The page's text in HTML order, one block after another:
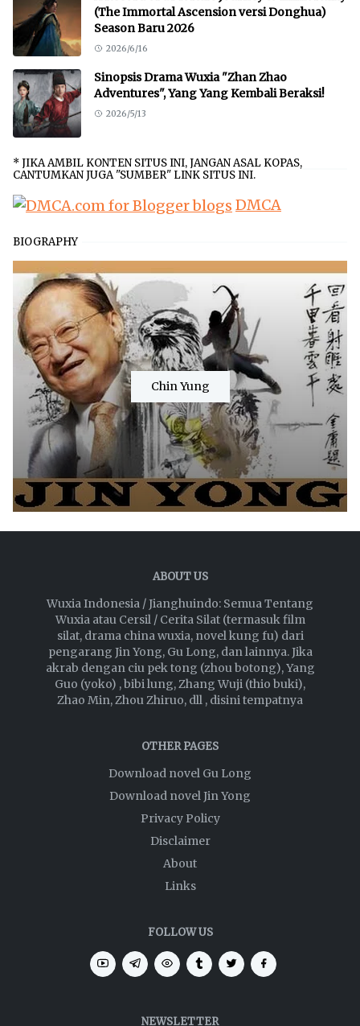
(The Immortal Ascension versi Donghua)
Season Baru 2026
2026/6/16
Sinopsis Drama Wuxia "Zhan Zhao
Adventures", Yang Yang Kembali Beraksi!
2026/5/13
* JIKA AMBIL KONTEN SITUS INI, JANGAN ASAL KOPAS,
CANTUMKAN JUGA "SUMBER" LINK SITUS INI.
DMCA
BIOGRAPHY
Chin Yung
ABOUT US
Wuxia Indonesia / Jianghuindo: Semua Tentang
Wuxia atau Cersil / Cerita Silat (termasuk film
silat, drama china wuxia, novel kung fu) dari
pengarang Jin Yong, Gu Long, dan lainnya. Jika
akrab dengan ciu pek tong (zhou botong), Yang
Guo (yoko) , bibi lung, Zhang Wuji (thio buki),
Zhao Min, Zhou Zhiruo, dll , disini tempatnya
OTHER PAGES
Download novel Gu Long
Download novel Jin Yong
Privacy Policy
Disclaimer
About
Links
FOLLOW US
NEWSLETTER